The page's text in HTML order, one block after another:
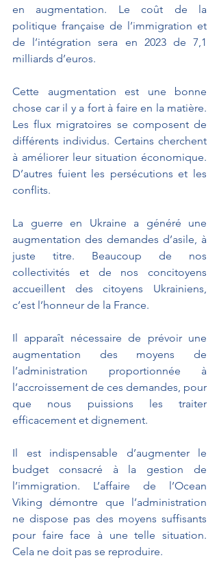
en augmentation. Le coût de la
politique française de l’immigration et
de l’intégration sera en 2023 de 7,1
milliards d’euros.
Cette augmentation est une bonne
chose car il y a fort à faire en la matière.
Les flux migratoires se composent de
différents individus. Certains cherchent
à améliorer leur situation économique.
D’autres fuient les persécutions et les
conflits.
La guerre en Ukraine a généré une
augmentation des demandes d’asile, à
juste titre. Beaucoup de nos
collectivités et de nos concitoyens
accueillent des citoyens Ukrainiens,
c’est l’honneur de la France.
Il apparaît nécessaire de prévoir une
augmentation des moyens de
l’administration proportionnée à
l’accroissement de ces demandes, pour
que nous puissions les traiter
efficacement et dignement.
Il est indispensable d’augmenter le
budget consacré à la gestion de
l’immigration. L’affaire de l’Ocean
Viking démontre que l’administration
ne dispose pas des moyens suffisants
pour faire face à une telle situation.
Cela ne doit pas se reproduire.